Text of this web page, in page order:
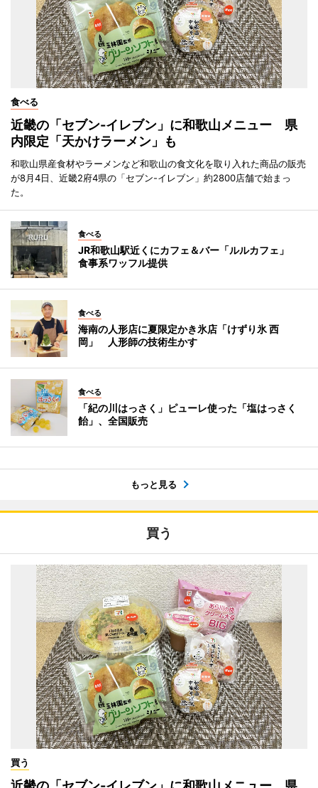
食べる
近畿の「セブン-イレブン」に和歌山メニュー 県
内限定「天かけラーメン」も
和歌山県産食材やラーメンなど和歌山の食文化を取り入れた商品の販売
が8月4日、近畿2府4県の「セブン-イレブン」約2800店舗で始まっ
た。
食べる
JR和歌山駅近くにカフェ＆バー「ルルカフェ」
食事系ワッフル提供
食べる
海南の人形店に夏限定かき氷店「けずり氷 西
岡」 人形師の技術生かす
食べる
「紀の川はっさく」ピューレ使った「塩はっさく
飴」、全国販売
もっと見る
買う
買う